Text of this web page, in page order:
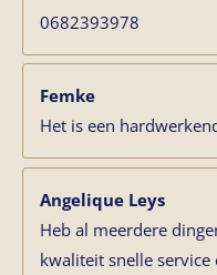
0682393978
Femke
Het is een
Angelique Leys
Heb al meerdere
kwaliteit snelle service